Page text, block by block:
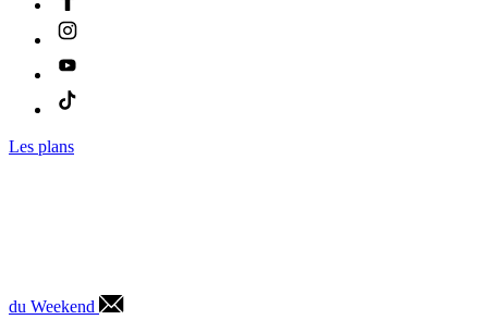
Les plans
du Weekend